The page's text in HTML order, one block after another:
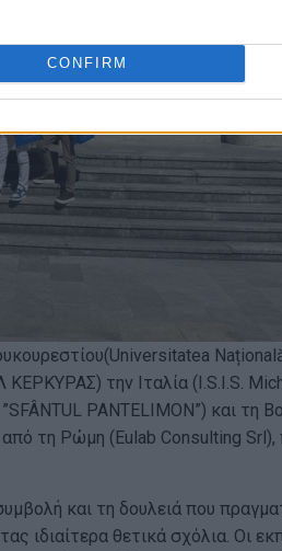
CONFIRM
την Ιταλία (I.S.I.S.
PANTELIMON”) και τη
τη Ρώμη (Eulab Consulting Srl),
και τη δουλειά που
ιδιαίτερα θετικά σχόλια. Οι